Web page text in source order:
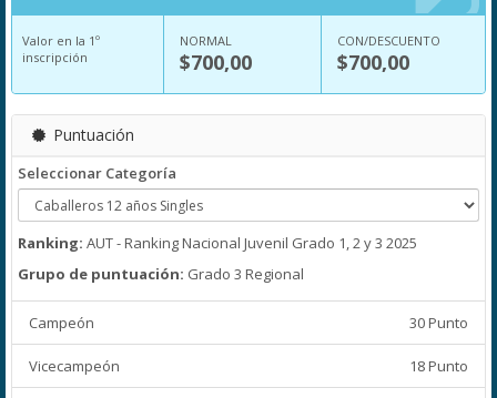
Valor en la 1º
inscripción
NORMAL
$700,00
CON/DESCUENTO
$700,00
Puntuación
Seleccionar Categoría
Ranking: AUT - Ranking Nacional Juvenil Grado 1, 2 y 3 2025
Grupo de puntuación: Grado 3 Regional
Campeón 30 Punto
Vicecampeón 18 Punto